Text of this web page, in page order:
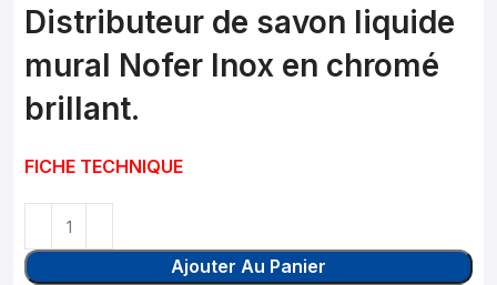
Distributeur de savon liquide
mural Nofer Inox en chromé
brillant.
FICHE TECHNIQUE
Ajouter Au Panier